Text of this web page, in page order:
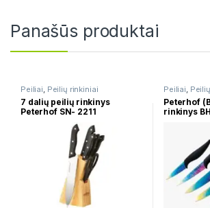
Panašūs produktai
Peiliai, Peilių rinkiniai
7 dalių peilių rinkinys
Peterhof SN- 2211
Peiliai,
Peterhof
rinkinys